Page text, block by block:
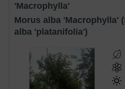
'Macrophylla'
Morus alba 'Macrophylla' (Synonym: Morus
alba 'platanifolia')